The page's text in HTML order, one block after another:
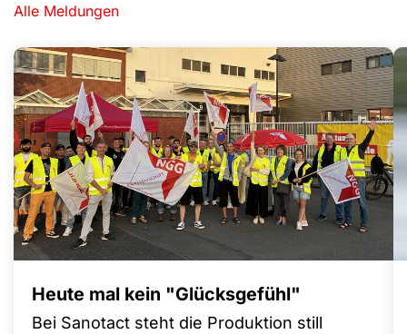
Alle Meldungen
Heute mal kein "Glücksgefühl"
Bei Sanotact steht die Produktion still